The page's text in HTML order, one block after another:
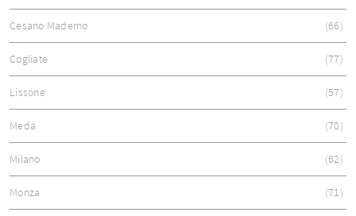
Cesano Maderno 66
Cogliate 77
Lissone 57
Meda 70
Milano 62
Monza 71